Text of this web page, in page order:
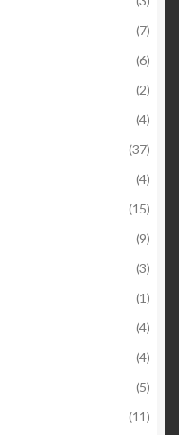
(7)
(6)
(2)
(4)
(37)
(4)
(15)
(9)
(3)
(1)
(4)
(4)
(5)
(11)